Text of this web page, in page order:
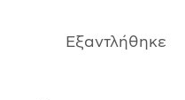
Εξαντλήθηκε